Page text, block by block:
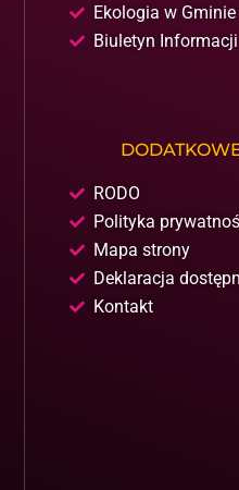
Ekologia w Gminie
Biuletyn
RODO
Polityka
Mapa strony
Deklaracja
Kontakt